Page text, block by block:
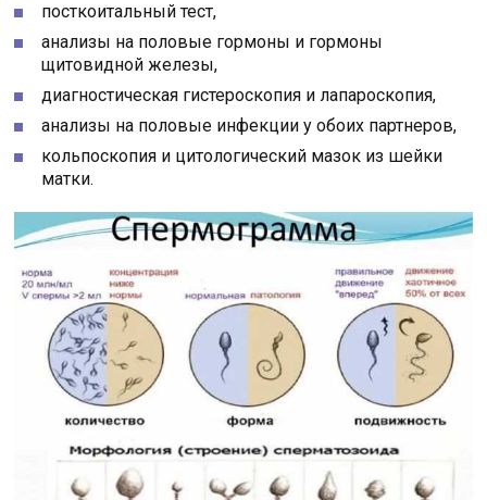
посткоитальный тест,
анализы на половые гормоны и гормоны
щитовидной железы,
диагностическая гистероскопия и лапароскопия,
анализы на половые инфекции у обоих партнеров,
кольпоскопия и цитологический мазок из шейки
матки.